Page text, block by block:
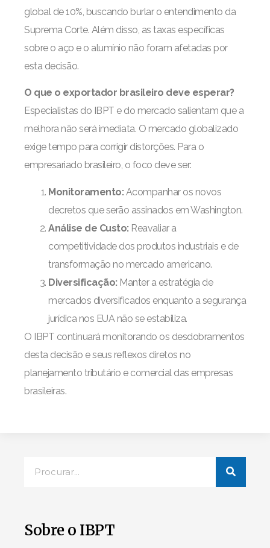
global de 10%, buscando burlar o entendimento da
Suprema Corte. Além disso, as taxas específicas
sobre o aço e o alumínio não foram afetadas por
esta decisão.
O que o exportador brasileiro deve esperar?
Especialistas do IBPT e do mercado salientam que a
melhora não será imediata. O mercado globalizado
exige tempo para corrigir distorções. Para o
empresariado brasileiro, o foco deve ser:
Monitoramento:Acompanhar os novos
decretos que serão assinados em Washington.
Análise de Custo:Reavaliar a
competitividade dos produtos industriais e de
transformação no mercado americano.
Diversificação:Manter a estratégia de
mercados diversificados enquanto a segurança
jurídica nos EUA não se estabiliza.
O IBPT continuará monitorando os desdobramentos
desta decisão e seus reflexos diretos no
planejamento tributário e comercial das empresas
brasileiras.
Sobre o IBPT